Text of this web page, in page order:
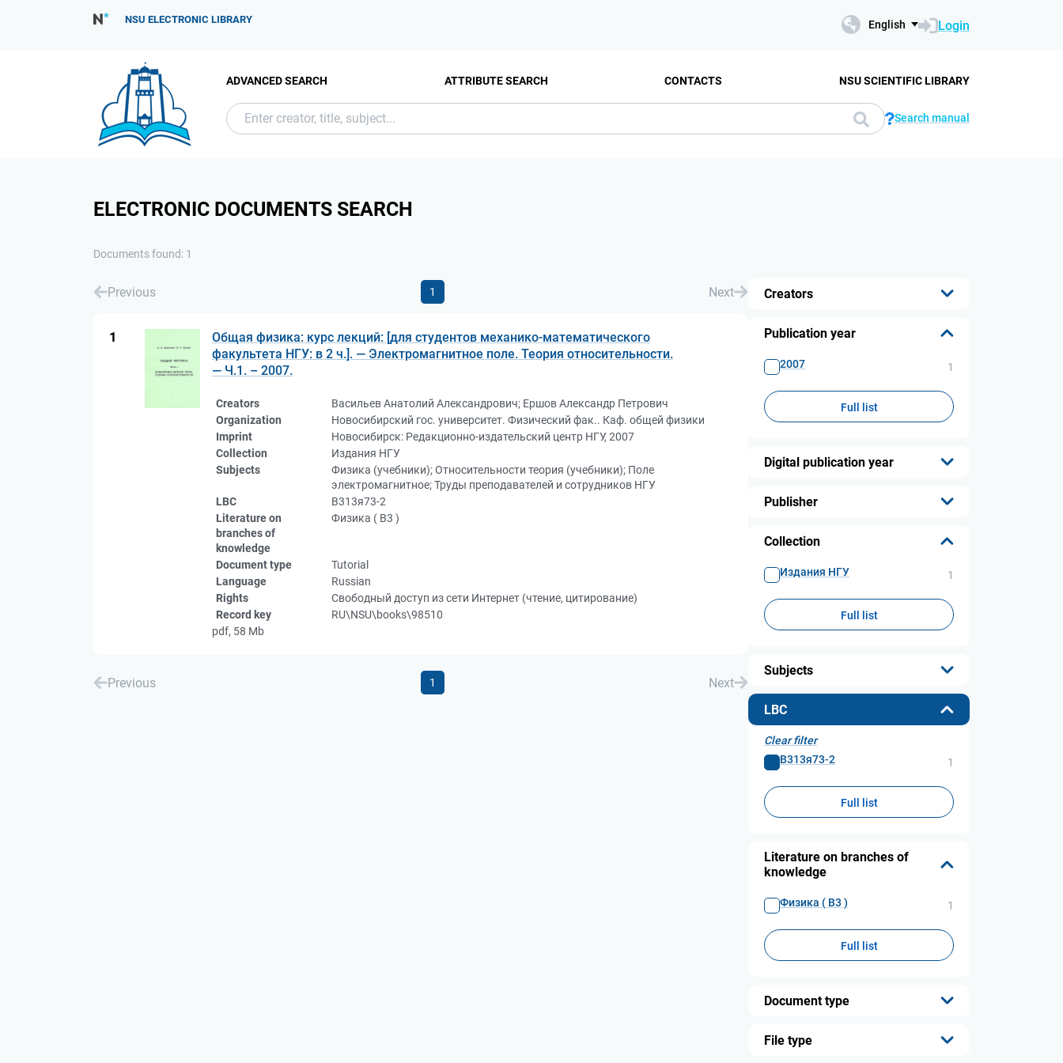
NSU ELECTRONIC LIBRARY English Login
ADVANCED SEARCH ATTRIBUTE SEARCH CONTACTS NSU SCIENTIFIC LIBRARY
Search manual
ELECTRONIC DOCUMENTS SEARCH
Documents found: 1
Previous 1 Next
1
Общая физика: курс лекций: [для студентов механико-математического
факультета НГУ: в 2 ч.]. — Электромагнитное поле. Теория относительности.
— Ч.1. – 2007.
Creators
Васильев Анатолий Александрович; Ершов Александр Петрович
Organization
Новосибирский гос. университет. Физический фак.. Каф. общей физики
Imprint
Новосибирск: Редакционно-издательский центр НГУ, 2007
Collection
Издания НГУ
Subjects
Физика (учебники); Относительности теория (учебники); Поле
электромагнитное; Труды преподавателей и сотрудников НГУ
LBC
В313я73-2
Literature on
branches of
knowledge
Физика ( В3 )
Document type
Tutorial
Language
Russian
Rights
Свободный доступ из сети Интернет (чтение, цитирование)
Record key
RU\NSU\books\98510
pdf, 58 Mb
Previous 1 Next
Creators
Publication year
2007 1
Full list
Digital publication year
Publisher
Collection
Издания НГУ 1
Full list
Subjects
LBC
Clear filter
В313я73-2
1
Full list
Literature on branches of
knowledge
Физика ( В3 ) 1
Full list
Document type
File type